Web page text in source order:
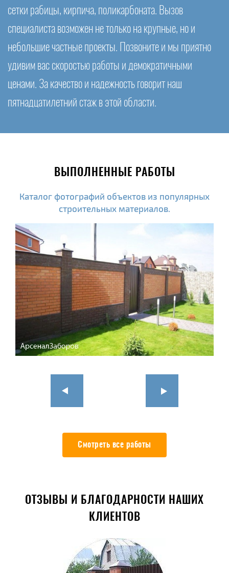
сетки рабицы, кирпича, поликарбоната. Вызов
специалиста возможен не только на крупные, но и
небольшие частные проекты. Позвоните и мы приятно
удивим вас скоростью работы и демократичными
ценами. За качество и надежность говорит наш
пятнадцатилетний стаж в этой области.
ВЫПОЛНЕННЫЕ РАБОТЫ
Каталог фотографий объектов из популярных
строительных материалов.
Смотреть все работы
ОТЗЫВЫ И БЛАГОДАРНОСТИ НАШИХ
КЛИЕНТОВ